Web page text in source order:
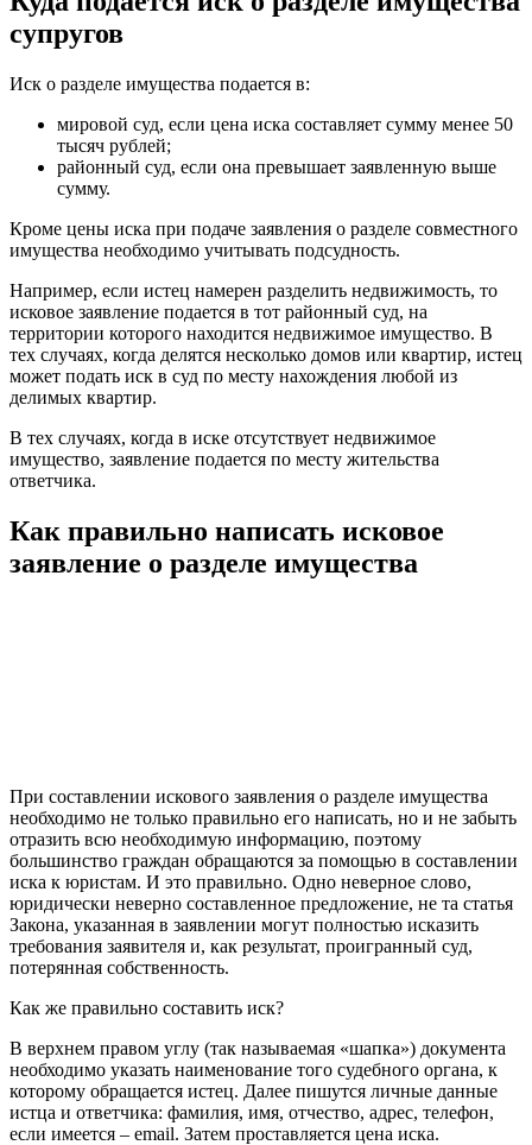
супругов
Иск о разделе имущества подается в:
мировой суд, если цена иска составляет сумму менее 50
тысяч рублей;
районный суд, если она превышает заявленную выше
сумму.
Кроме цены иска при подаче заявления о разделе совместного
имущества необходимо учитывать подсудность.
Например, если истец намерен разделить недвижимость, то
исковое заявление подается в тот районный суд, на
территории которого находится недвижимое имущество. В
тех случаях, когда делятся несколько домов или квартир, истец
может подать иск в суд по месту нахождения любой из
делимых квартир.
В тех случаях, когда в иске отсутствует недвижимое
имущество, заявление подается по месту жительства
ответчика.
Как правильно написать исковое
заявление о разделе имущества
При составлении искового заявления о разделе имущества
необходимо не только правильно его написать, но и не забыть
отразить всю необходимую информацию, поэтому
большинство граждан обращаются за помощью в составлении
иска к юристам. И это правильно. Одно неверное слово,
юридически неверно составленное предложение, не та статья
Закона, указанная в заявлении могут полностью исказить
требования заявителя и, как результат, проигранный суд,
потерянная собственность.
Как же правильно составить иск?
В верхнем правом углу (так называемая «шапка») документа
необходимо указать наименование того судебного органа, к
которому обращается истец. Далее пишутся личные данные
истца и ответчика: фамилия, имя, отчество, адрес, телефон,
если имеется – email. Затем проставляется цена иска.